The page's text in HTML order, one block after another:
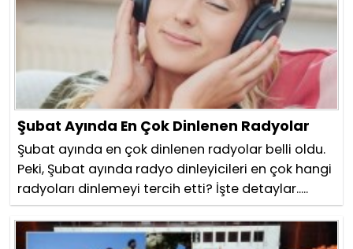
Şubat Ayında En Çok Dinlenen Radyolar
Şubat ayında en çok dinlenen radyolar belli oldu.
Peki, Şubat ayında radyo dinleyicileri en çok hangi
radyoları dinlemeyi tercih etti? İşte detaylar.....